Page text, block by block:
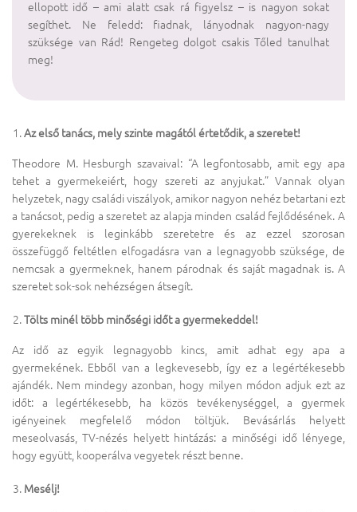
ellopott idő – ami alatt csak rá figyelsz – is nagyon sokat
segíthet. Ne feledd: fiadnak, lányodnak nagyon-nagy
szüksége van Rád! Rengeteg dolgot csakis Tőled tanulhat
meg!
Az első tanács, mely szinte magától értetődik, a szeretet!
Theodore M. Hesburgh szavaival: “A legfontosabb, amit egy apa
tehet a gyermekeiért, hogy szereti az anyjukat.” Vannak olyan
helyzetek, nagy családi viszályok, amikor nagyon nehéz betartani ezt
a tanácsot, pedig a szeretet az alapja minden család fejlődésének. A
gyerekeknek is leginkább szeretetre és az ezzel szorosan
összefüggő feltétlen elfogadásra van a legnagyobb szüksége, de
nemcsak a gyermeknek, hanem párodnak és saját magadnak is. A
szeretet sok-sok nehézségen átsegít.
Tölts minél több minőségi időt a gyermekeddel!
Az idő az egyik legnagyobb kincs, amit adhat egy apa a
gyermekének. Ebből van a legkevesebb, így ez a legértékesebb
ajándék. Nem mindegy azonban, hogy milyen módon adjuk ezt az
időt: a legértékesebb, ha közös tevékenységgel, a gyermek
igényeinek megfelelő módon töltjük. Bevásárlás helyett
meseolvasás, TV-nézés helyett hintázás: a minőségi idő lényege,
hogy együtt, kooperálva vegyetek részt benne.
Mesélj!